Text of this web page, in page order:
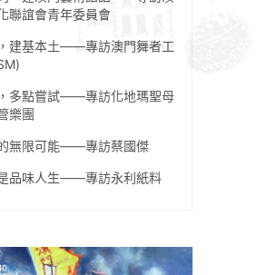
聯誼會青年委員會
建基本土——專訪澳門舞者工
多點嘗試——專訪化地瑪聖母
樂團
無限可能——專訪蔡國傑
品味人生——專訪永利紙料